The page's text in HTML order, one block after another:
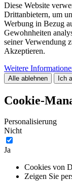
Diese Website
Drittanbietern, um
Werbung in Bezug
Gewohnheiten
seiner Verwendung
Akzeptieren.
Weitere
Alle ablehnen Ich
Cookie-
Personalisierung
Nicht
Ja
Cookies von
Zeigen Sie